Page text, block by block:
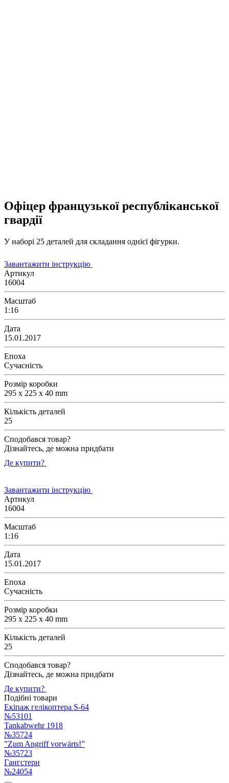
Офіцер французької республіканської
гвардії
У наборі 25 деталей для складання однієї фігурки.
Завантажити інструкцію
Артикул
16004
Масштаб
1:16
Дата
15.01.2017
Епоха
Сучасність
Розмір коробки
295 x 225 x 40 mm
Кількість деталей
25
Сподобався товар?
Дізнайтесь, де можна придбати
Де купити?
Завантажити інструкцію
Артикул
16004
Масштаб
1:16
Дата
15.01.2017
Епоха
Сучасність
Розмір коробки
295 x 225 x 40 mm
Кількість деталей
25
Сподобався товар?
Дізнайтесь, де можна придбати
Де купити?
Подібні товари
Екіпаж гелікоптера S-64
№53101
Tankabwehr 1918
№35724
”Zum Angriff vorwärts!”
№35723
Гангстери
№24054